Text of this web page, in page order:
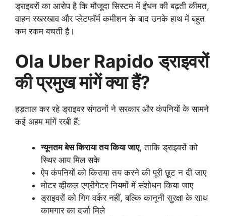
ड्राइवरों का आरोप है कि मौजूदा सिस्टम में ईंधन की बढ़ती कीमत,
वाहन रखरखाव और प्लेटफॉर्म कमीशन के बाद उनके हाथ में बहुत
कम रकम बचती है।
Ola Uber Rapido ड्राइवरों
की प्रमुख मांगें क्या हैं?
हड़ताल कर रहे ड्राइवर संगठनों ने सरकार और कंपनियों के सामने
कई अहम मांगें रखी हैं:
न्यूनतम बेस किराया तय किया जाए, ताकि ड्राइवरों को
स्थिर आय मिल सके
ऐप कंपनियों को किराया तय करने की पूरी छूट न दी जाए
मोटर व्हीकल एग्रीगेटर नियमों में संशोधन किया जाए
ड्राइवरों को गिग वर्कर नहीं, बल्कि कानूनी सुरक्षा के साथ
कामगार का दर्जा मिले